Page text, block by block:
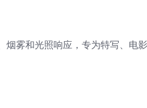
烟雾和光照响应，专为特写、电